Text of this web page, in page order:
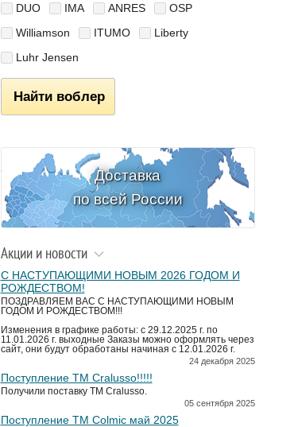
DUO
IMA ANRES
OSP
Williamson
ITUMO
Liberty
Luhr Jensen
Найти воблер
Доставка
по всей России
Акции и новости
С НАСТУПАЮЩИМИ НОВЫМ 2026 ГОДОМ И
РОЖДЕСТВОМ!
ПОЗДРАВЛЯЕМ ВАС С НАСТУПАЮЩИМИ НОВЫМ
ГОДОМ И РОЖДЕСТВОМ!!!
Изменения в графике работы: с 29.12.2025 г. по
11.01.2026 г. выходные Заказы можно оформлять через
сайт, они будут обработаны начиная с 12.01.2026 г.
24 декабря 2025
Поступление TM Cralusso!!!!!
Получили поставку ТМ Cralusso.
05 сентября 2025
Поступление TM Colmic май 2025